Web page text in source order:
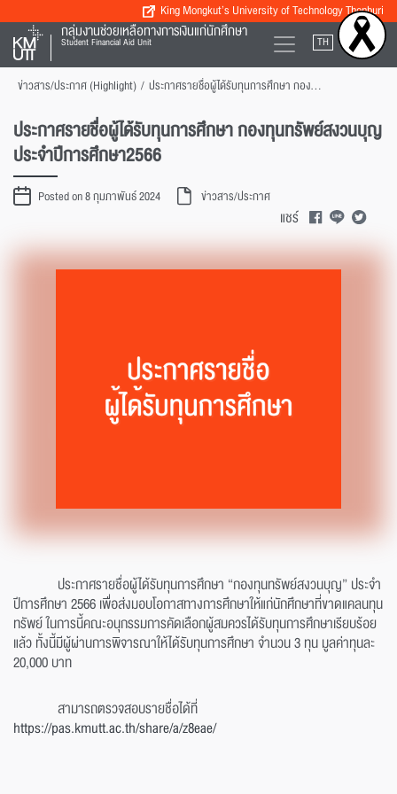
King Mongkut’s University of Technology Thonburi
กลุ่มงานช่วยเหลือทางการเงินแก่นักศึกษา
Student Financial Aid Unit TH EN
ข่าวสาร/ประกาศ (Highlight) / ประกาศรายชื่อผู้ได้รับทุนการศึกษา กองทุนทรัพย์สงวนบุญประจำปีการศึกษา2566
ประกาศรายชื่อผู้ได้รับทุนการศึกษา กองทุนทรัพย์สงวนบุญ
ประจำปีการศึกษา2566
Posted on 8 กุมภาพันธ์ 2024 ข่าวสาร/ประกาศ
แชร์
ประกาศรายชื่อผู้ได้รับทุนการศึกษา “กองทุนทรัพย์สงวนบุญ” ประจำ
ปีการศึกษา 2566 เพื่อส่งมอบโอกาสทางการศึกษาให้แก่นักศึกษาที่ขาดแคลนทุน
ทรัพย์ ในการนี้คณะอนุกรรมการคัดเลือกผู้สมควรได้รับทุนการศึกษาเรียบร้อย
แล้ว ทั้งนี้มีผู้ผ่านการพิจารณาให้ได้รับทุนการศึกษา จำนวน 3 ทุน มูลค่าทุนละ
20,000 บาท
สามารถตรวจสอบรายชื่อได้ที่
https://pas.kmutt.ac.th/share/a/z8eae/